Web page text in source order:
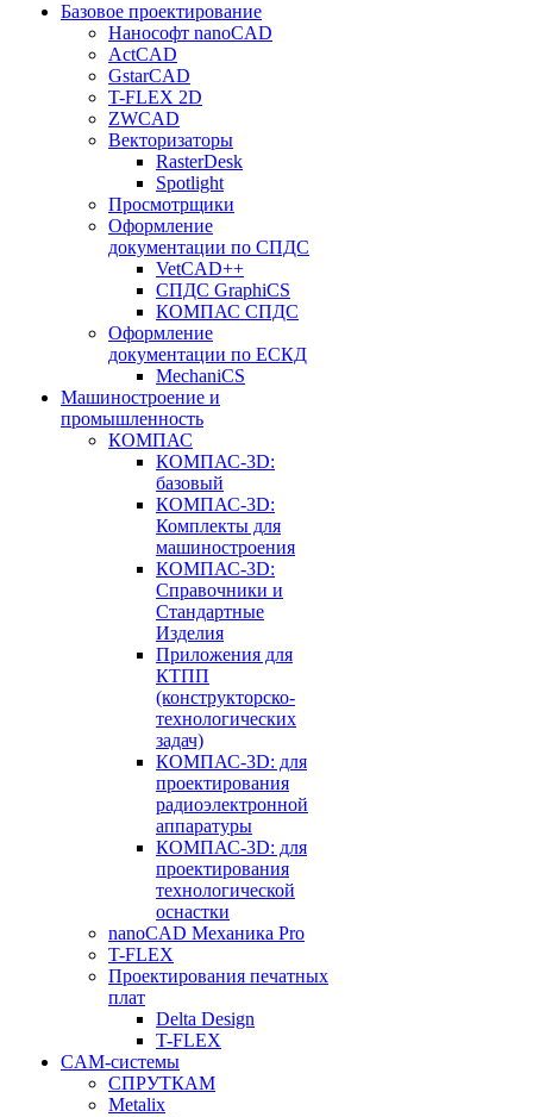
Базовое проектирование
Нанософт nanoCAD
ActCAD
GstarCAD
T-FLEX 2D
ZWCAD
Векторизаторы
RasterDesk
Spotlight
Просмотрщики
Оформление
документации по СПДС
VetCAD++
СПДС GraphiCS
КОМПАС СПДС
Оформление
документации по ЕСКД
MechaniCS
Машиностроение и
промышленность
КОМПАС
КОМПАС-3D:
базовый
КОМПАС-3D:
Комплекты для
машиностроения
КОМПАС-3D:
Справочники и
Стандартные
Изделия
Приложения для
КТПП
(конструкторско-
технологических
задач)
КОМПАС-3D: для
проектирования
радиоэлектронной
аппаратуры
КОМПАС-3D: для
проектирования
технологической
оснастки
nanoCAD Механика Pro
T-FLEX
Проектирования печатных
плат
Delta Design
T-FLEX
CAM-системы
СПРУТКAM
Metalix